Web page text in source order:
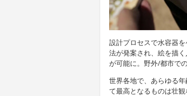
設計プロセスで水容器
法が発案され、絵を描
が可能に。野外/都市で
世界各地で、あらゆる
て最高となるものは壮